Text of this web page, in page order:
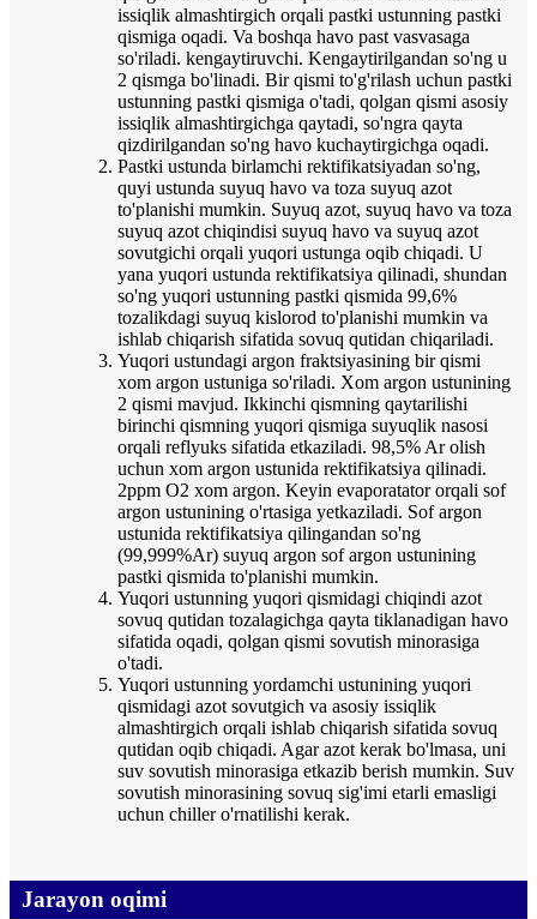
issiqlik almashtirgich orqali pastki ustunning pastki
qismiga oqadi. Va boshqa havo past vasvasaga
so'riladi. kengaytiruvchi. Kengaytirilgandan so'ng u
2 qismga bo'linadi. Bir qismi to'g'rilash uchun pastki
ustunning pastki qismiga o'tadi, qolgan qismi asosiy
issiqlik almashtirgichga qaytadi, so'ngra qayta
qizdirilgandan so'ng havo kuchaytirgichga oqadi.
Pastki ustunda birlamchi rektifikatsiyadan so'ng,
quyi ustunda suyuq havo va toza suyuq azot
to'planishi mumkin. Suyuq azot, suyuq havo va toza
suyuq azot chiqindisi suyuq havo va suyuq azot
sovutgichi orqali yuqori ustunga oqib chiqadi. U
yana yuqori ustunda rektifikatsiya qilinadi, shundan
so'ng yuqori ustunning pastki qismida 99,6%
tozalikdagi suyuq kislorod to'planishi mumkin va
ishlab chiqarish sifatida sovuq qutidan chiqariladi.
Yuqori ustundagi argon fraktsiyasining bir qismi
xom argon ustuniga so'riladi. Xom argon ustunining
2 qismi mavjud. Ikkinchi qismning qaytarilishi
birinchi qismning yuqori qismiga suyuqlik nasosi
orqali reflyuks sifatida etkaziladi. 98,5% Ar olish
uchun xom argon ustunida rektifikatsiya qilinadi.
2ppm O2 xom argon. Keyin evaporatator orqali sof
argon ustunining o'rtasiga yetkaziladi. Sof argon
ustunida rektifikatsiya qilingandan so'ng
(99,999%Ar) suyuq argon sof argon ustunining
pastki qismida to'planishi mumkin.
Yuqori ustunning yuqori qismidagi chiqindi azot
sovuq qutidan tozalagichga qayta tiklanadigan havo
sifatida oqadi, qolgan qismi sovutish minorasiga
o'tadi.
Yuqori ustunning yordamchi ustunining yuqori
qismidagi azot sovutgich va asosiy issiqlik
almashtirgich orqali ishlab chiqarish sifatida sovuq
qutidan oqib chiqadi. Agar azot kerak bo'lmasa, uni
suv sovutish minorasiga etkazib berish mumkin. Suv
sovutish minorasining sovuq sig'imi etarli emasligi
uchun chiller o'rnatilishi kerak.
Jarayon oqimi